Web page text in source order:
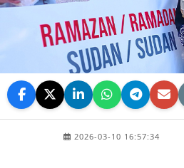
2026-03-10 16:57:34